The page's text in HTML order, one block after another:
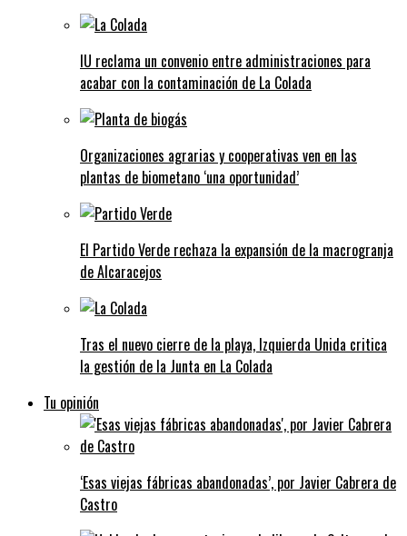
IU reclama un convenio entre administraciones para
acabar con la contaminación de La Colada
Organizaciones agrarias y cooperativas ven en las
plantas de biometano ‘una oportunidad’
El Partido Verde rechaza la expansión de la macrogranja
de Alcaracejos
Tras el nuevo cierre de la playa, Izquierda Unida critica
la gestión de la Junta en La Colada
Tu opinión
‘Esas viejas fábricas abandonadas’, por Javier Cabrera de
Castro